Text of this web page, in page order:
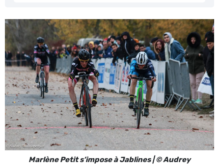
Marlène Petit s’impose à Jablines | © Audrey